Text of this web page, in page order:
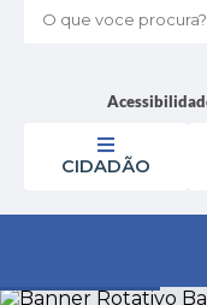
O que voce procura?
CIDADÃO